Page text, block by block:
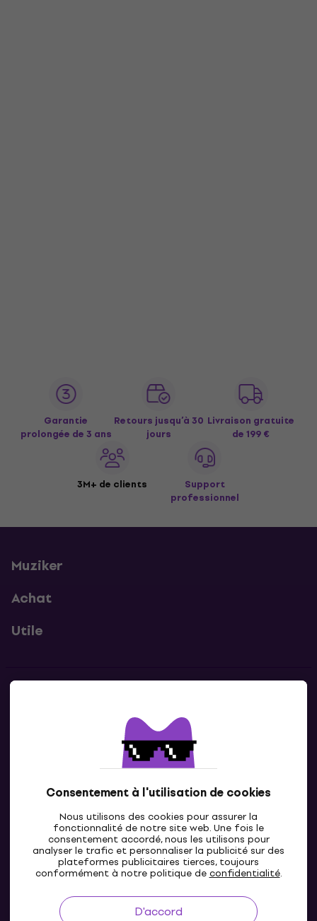
Consentement à l'utilisation de cookies
Nous utilisons des cookies pour assurer la
fonctionnalité de notre site web. Une fois le
consentement accordé, nous les utilisons pour
analyser le trafic et personnaliser la publicité sur des
plateformes publicitaires tierces, toujours
conformément à notre politique deconfidentialité.
D'accord
Garantie
prolongée de 3 ans
Retours jusqu’à 30
jours
Livraison gratuite
de 199 €
3M+ de clients
Support
professionnel
Muziker
Achat
Utile
Contacte nous
LU